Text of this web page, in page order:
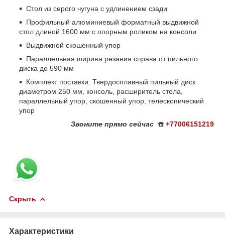
Стол из серого чугуна с удлинением сзади
Профильный алюминиевый форматный выдвижной
стол длиной 1600 мм с опорным роликом на консоли
Выдвижной скошенный упор
Параллельная ширина резания справа от пильного
диска до 590 мм
Комплект поставки: Твердосплавный пильный диск
диаметром 250 мм, консоль, расширитель стола,
параллельный упор, скошенный упор, телескопический
упор
Звоните прямо сейчас ☎️ +77006151219
Скрыть
Характеристики